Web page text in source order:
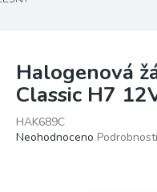
Halogenová
Classic H7
HAK689C
Průměrné
Neohodnoceno